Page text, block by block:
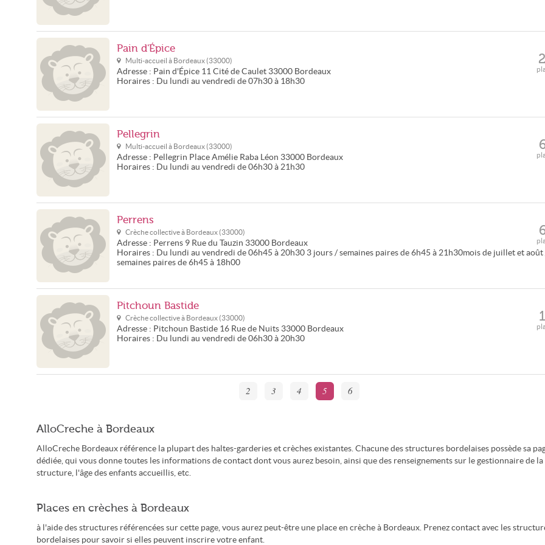
Pain d'Épice
Multi-accueil à Bordeaux (33000)
Adresse : Pain d'Épice 11 Cité de Caulet 33000 Bordeaux
Horaires : Du lundi au vendredi de 07h30 à 18h30
Pellegrin
Multi-accueil à Bordeaux (33000)
Adresse : Pellegrin Place Amélie Raba Léon 33000 Bordeaux
Horaires : Du lundi au vendredi de 06h30 à 21h30
Perrens
Crèche collective à Bordeaux (33000)
Adresse : Perrens 9 Rue du Tauzin 33000 Bordeaux
Horaires : Du lundi au vendredi de 06h45 à 20h30 3 jours / semaines paires de 6h45 à 21h30mois de juillet et août
semaines paires de 6h45 à 18h00
Pitchoun Bastide
Crèche collective à Bordeaux (33000)
Adresse : Pitchoun Bastide 16 Rue de Nuits 33000 Bordeaux
Horaires : Du lundi au vendredi de 06h30 à 20h30
2 3 4 5 6
AlloCreche à Bordeaux
AlloCreche Bordeaux référence la plupart des haltes-garderies et crèches existantes. Chacune des structures bordelaises possède sa
dédiée, qui vous donne toutes les informations de contact dont vous aurez besoin, ainsi que des renseignements sur le gestionnaire de la
structure, l'âge des enfants accueillis, etc.
Places en crèches à Bordeaux
à l'aide des structures référencées sur cette page, vous aurez peut-être une place en crèche à Bordeaux. Prenez contact avec les
bordelaises pour savoir si elles peuvent inscrire votre enfant.